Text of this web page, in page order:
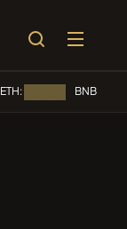
ETH: BNB: